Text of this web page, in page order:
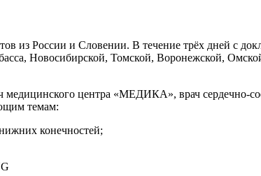
из России и Словении. В течение трёх дней с
Новосибирской, Томской, Воронежской,
медицинского центра «МЕДИКА», врач сердечно-
темам:
конечностей;